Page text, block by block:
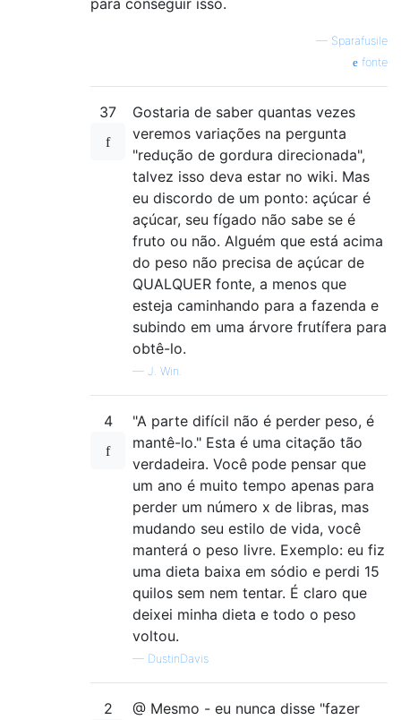
para conseguir isso.
— Sparafusile
fonte
37
Gostaria de saber quantas vezes
veremos variações na pergunta
"redução de gordura direcionada",
talvez isso deva estar no wiki. Mas
eu discordo de um ponto: açúcar é
açúcar, seu fígado não sabe se é
fruto ou não. Alguém que está acima
do peso não precisa de açúcar de
QUALQUER fonte, a menos que
esteja caminhando para a fazenda e
subindo em uma árvore frutífera para
obtê-lo.
— J. Win.
4
"A parte difícil não é perder peso, é
mantê-lo." Esta é uma citação tão
verdadeira. Você pode pensar que
um ano é muito tempo apenas para
perder um número x de libras, mas
mudando seu estilo de vida, você
manterá o peso livre. Exemplo: eu fiz
uma dieta baixa em sódio e perdi 15
quilos sem nem tentar. É claro que
deixei minha dieta e todo o peso
voltou.
— DustinDavis
2
@ Mesmo - eu nunca disse "fazer